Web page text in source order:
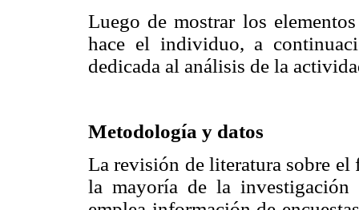
Luego de mostrar los
hace el individuo, a
dedicada al análisis de la
Metodología y datos
La revisión de literatura sobre
la mayoría de la investigación